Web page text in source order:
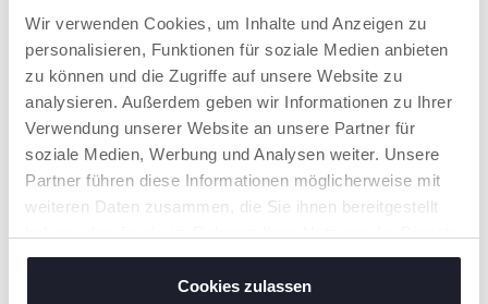
Wir verwenden Cookies, um Inhalte und Anzeigen zu
personalisieren, Funktionen für soziale Medien anbieten
zu können und die Zugriffe auf unsere Website zu
analysieren. Außerdem geben wir Informationen zu Ihrer
Verwendung unserer Website an unsere Partner für
soziale Medien, Werbung und Analysen weiter. Unsere
Partner führen diese Informationen möglicherweise mit
weiteren Daten zusammen, die Sie ihnen bereitgestellt
gesammelt haben.
Cookies zulassen
EASY-EXTEND-
KOPFSCHUTZSYST
EM
in der Höhe verstellt
werden und wächst
mit dem Kind bis zu
150 cm (ca. 12 Jahre).
PATENTIERTES
ONE-STEP-
SYSTEM
Chicco-System, das
eine schnelle Nutzung
der Isofix-Connectors
ermöglicht: Durch
werden die